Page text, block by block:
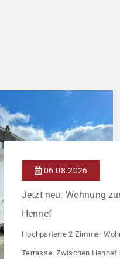
06.08.2026
Jetzt neu: Wohnung
Hennef
Hochparterre 2 Zimmer
Terrasse. Zwischen Hennef